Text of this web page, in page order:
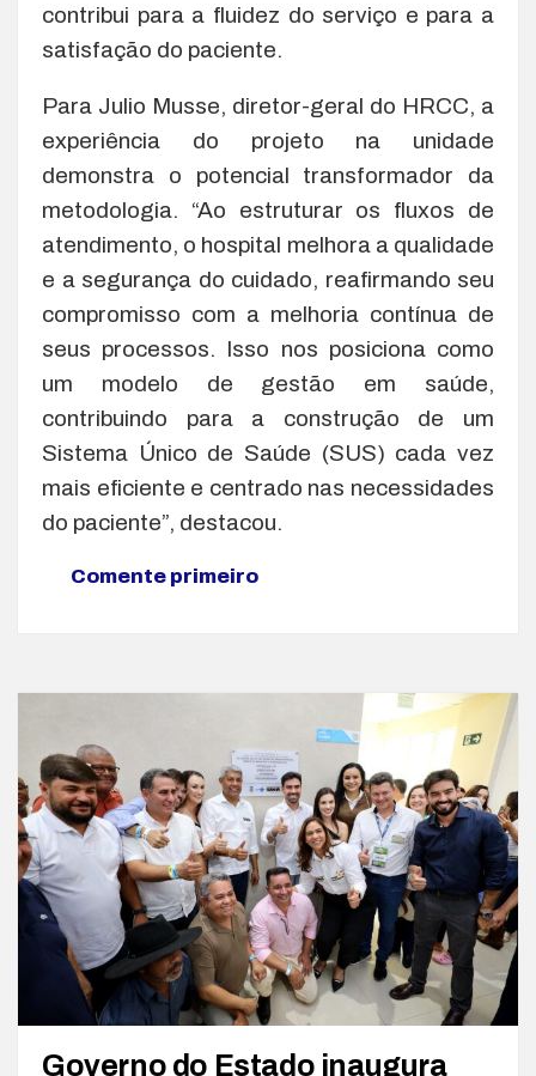
contribui para a fluidez do serviço e para a
satisfação do paciente.
Para Julio Musse, diretor-geral do HRCC, a
experiência do projeto na unidade
demonstra o potencial transformador da
metodologia. “Ao estruturar os fluxos de
atendimento, o hospital melhora a qualidade
e a segurança do cuidado, reafirmando seu
compromisso com a melhoria contínua de
seus processos. Isso nos posiciona como
um modelo de gestão em saúde,
contribuindo para a construção de um
Sistema Único de Saúde (SUS) cada vez
mais eficiente e centrado nas necessidades
do paciente”, destacou.
Comente primeiro
Governo do Estado inaugura